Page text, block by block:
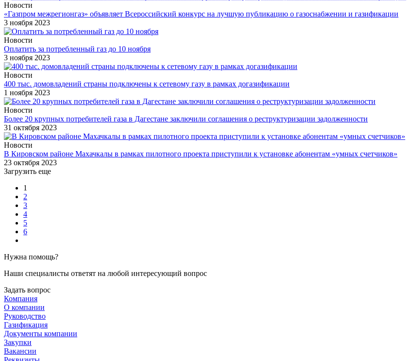
Новости
«Газпром межрегионгаз» объявляет Всероссийский конкурс на лучшую публикацию о газоснабжении и газификации
3 ноября 2023
Новости
Оплатить за потребленный газ до 10 ноября
3 ноября 2023
Новости
400 тыс. домовладений страны подключены к сетевому газу в рамках догазификации
1 ноября 2023
Новости
Более 20 крупных потребителей газа в Дагестане заключили соглашения о реструктуризации задолженности
31 октября 2023
Новости
В Кировском районе Махачкалы в рамках пилотного проекта приступили к установке абонентам «умных счетчиков»
23 октября 2023
Загрузить еще
1
2
3
4
5
6
Нужна помощь?
Наши специалисты ответят на любой интересующий вопрос
Задать вопрос
Компания
О компании
Руководство
Газификация
Документы компании
Закупки
Вакансии